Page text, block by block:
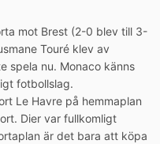
mot Brest (2-0 blev till 3-
Touré klev av
spela nu. Monaco känns
fotbollslag.
Le Havre på hemmaplan
Dier var fullkomligt
är det bara att köpa